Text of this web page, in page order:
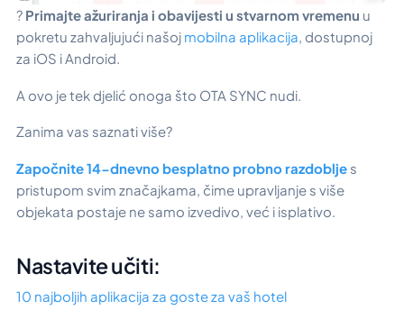
? Primajte ažuriranja i obavijesti u stvarnom vremenu u
pokretu zahvaljujući našoj mobilna aplikacija, dostupnoj
za iOS i Android.
A ovo je tek djelić onoga što OTA SYNC nudi.
Zanima vas saznati više?
Započnite 14-dnevno besplatno probno razdoblje s
pristupom svim značajkama, čime upravljanje s više
objekata postaje ne samo izvedivo, već i isplativo.
Nastavite učiti:
10 najboljih aplikacija za goste za vaš hotel